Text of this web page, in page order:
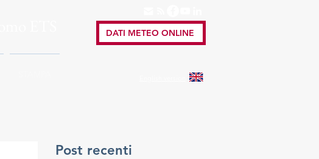
DATI METEO ONLINE
Post recenti